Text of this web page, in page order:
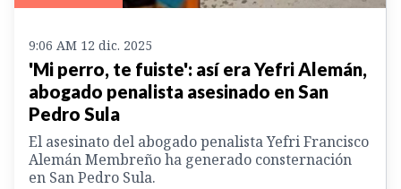
9:06 AM 12 dic. 2025
'Mi perro, te fuiste': así era Yefri Alemán,
abogado penalista asesinado en San
Pedro Sula
El asesinato del abogado penalista Yefri Francisco
Alemán Membreño ha generado consternación
en San Pedro Sula.